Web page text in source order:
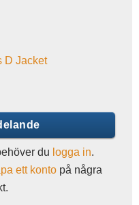
D Jacket
du logga in.
ett konto på några